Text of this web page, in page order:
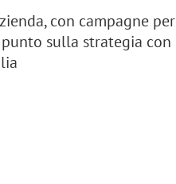
con campagne per
sulla strategia con